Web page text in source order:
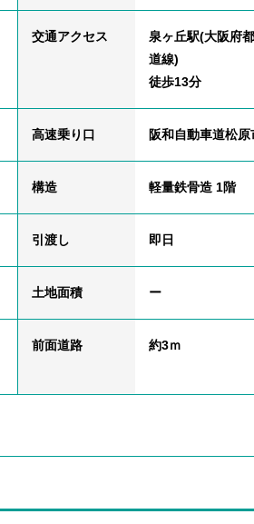
交通アクセス
泉ヶ丘駅(大阪府
道線)
徒歩13分
高速乗り口 阪和自動車道松
構造 軽量鉄骨造 1階
引渡し 即日
土地面積 ー
前面道路 約3ｍ